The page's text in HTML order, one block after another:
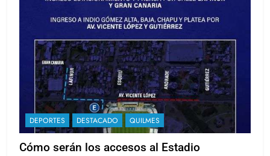
DEPORTES DESTACADO QUILMES
Cómo serán los accesos al Estadio